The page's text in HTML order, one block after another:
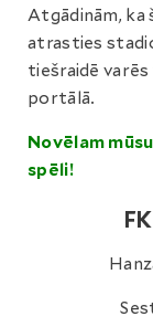
Atgādinām,
atrasties
tiešraidē
portālā.
Novēlam
spēli!